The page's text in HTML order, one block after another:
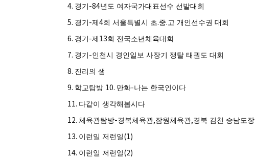
4. 경기 -84년도 여자국가대표선수 선발대회
5. 경기 -제 4회 서울특별시 초.중.고 개인선수권 대회
6. 경기 -제 13회 전국소년체육대회
7. 경기 -인천시 경인일보 사장기 쟁탈 태권도 대회
8. 진리의 샘
9. 학교탐방 10. 만화-나는 한국인이다
11. 다같이 생각해봅시다
12. 체육관탐방-경복체육관,잠원체육관,경북 김천 승남도장
13. 이런일 저런일 (1)
14. 이런일 저런일 (2)